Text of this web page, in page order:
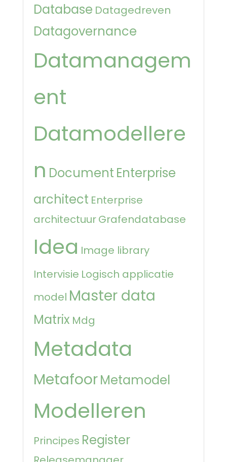
Database Datagedreven
Datagovernance
Datamanagem
ent
Datamodellere
n Document Enterprise
architect Enterprise
architectuurGrafendatabase
Idea Image library
Intervisie Logisch applicatie
model Master data
Matrix Mdg
Metadata
MetafoorMetamodel
Modelleren
Principes Register